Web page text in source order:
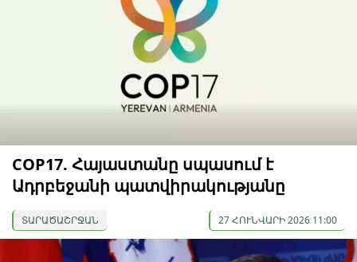
COP17. Հայաստանը սպասում է
Ադրբեջանի պատվիրակությանը
ՏԱՐԱԾԱՇՐՋԱՆ 27 ՀՈՒՆՎԱՐԻ 2026 11:00